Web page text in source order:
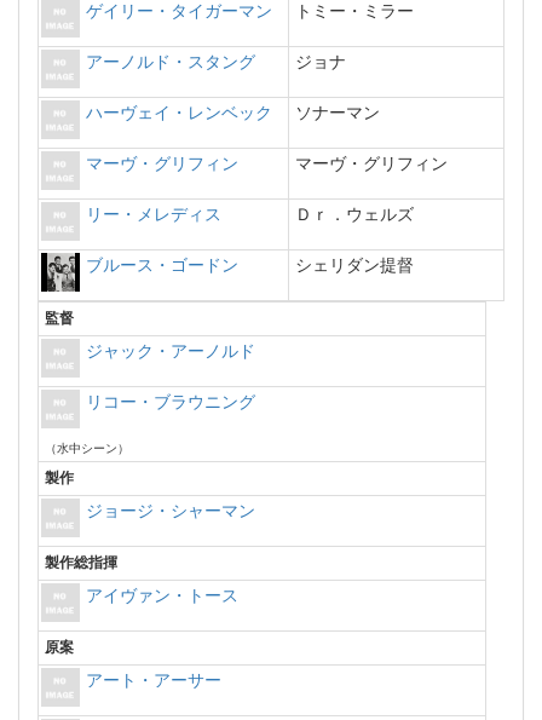
ゲイリー・タイガーマン
トミー・ミラー
アーノルド・スタング ジョナ
ハーヴェイ・レンベック ソナーマン
マーヴ・グリフィン マーヴ・グリフィン
リー・メレディス Ｄｒ．ウェルズ
ブルース・ゴードン シェリダン提督
監督
ジャック・アーノルド
リコー・ブラウニング
（水中シーン）
製作
ジョージ・シャーマン
製作総指揮
アイヴァン・トース
原案
アート・アーサー